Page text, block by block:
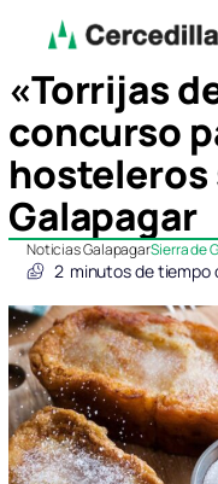
«Torrijas
concurso
hosteleros
Galapagar
Noticias GalapagarSierra de
2 minutos de tiempo